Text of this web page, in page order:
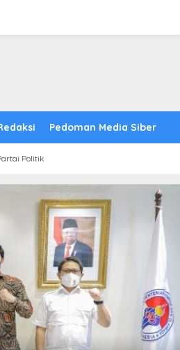
Pedoman Media Siber
Politik